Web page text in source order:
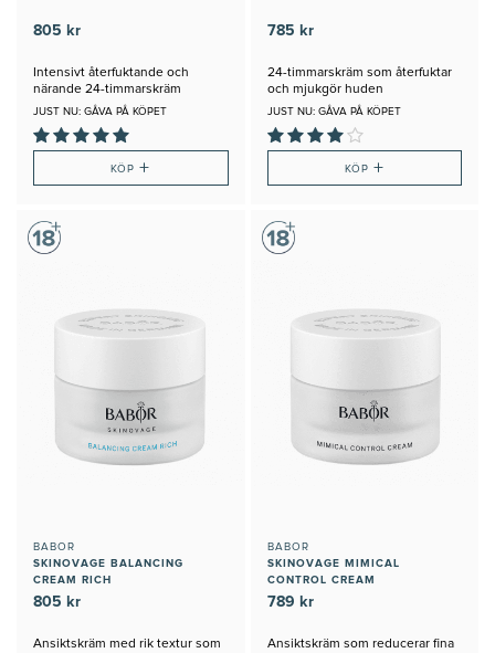
805 kr
Intensivt återfuktande och
närande 24-timmarskräm
JUST NU: GÅVA PÅ KÖPET
KÖP+
785 kr
24-timmarskräm som återfuktar
och mjukgör huden
JUST NU: GÅVA PÅ KÖPET
KÖP +
BABOR
SKINOVAGE BALANCING
CREAM RICH
805 kr
Ansiktskräm med rik textur som
BABOR
SKINOVAGE MIMICAL
CONTROL CREAM
789 kr
Ansiktskräm som reducerar fina